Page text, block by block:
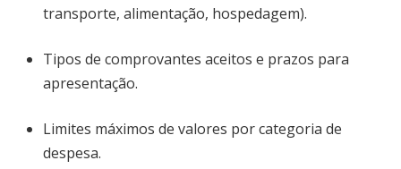
transporte, alimentação, hospedagem).
Tipos de comprovantes aceitos e prazos para
apresentação.
Limites máximos de valores por categoria de
despesa.